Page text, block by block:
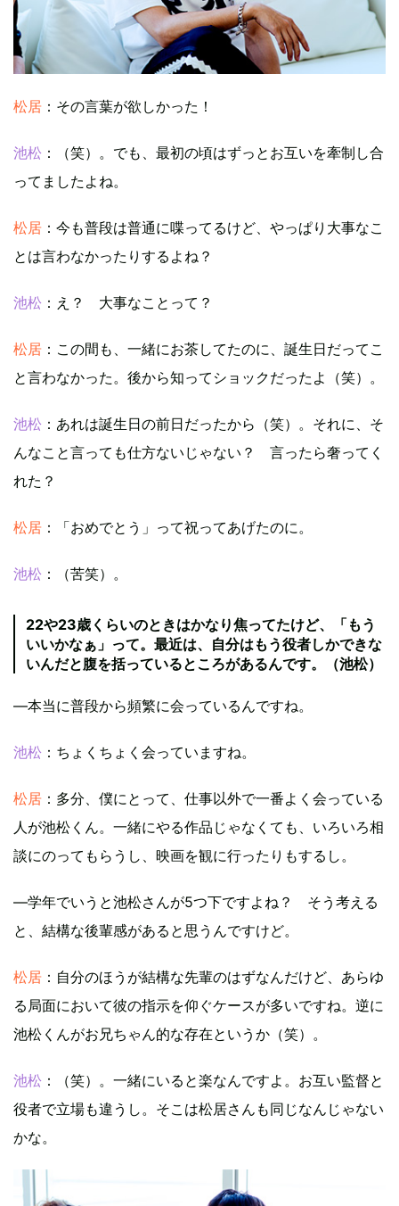
松居 ：その言葉が欲しかった！
池松 ：（笑）。でも、最初の頃はずっとお互いを牽制し合
ってましたよね。
松居 ：今も普段は普通に喋ってるけど、やっぱり大事なこ
とは言わなかったりするよね？
池松 ：え？ 大事なことって？
松居 ：この間も、一緒にお茶してたのに、誕生日だってこ
と言わなかった。後から知ってショックだったよ（笑）。
池松 ：あれは誕生日の前日だったから（笑）。それに、そ
んなこと言っても仕方ないじゃない？ 言ったら奢ってく
れた？
松居 ：「おめでとう」って祝ってあげたのに。
池松 ：（苦笑）。
22や23歳くらいのときはかなり焦ってたけど、「もう
いいかなぁ」って。最近は、自分はもう役者しかできな
いんだと腹を括っているところがあるんです。（池松）
―本当に普段から頻繁に会っているんですね。
池松 ：ちょくちょく会っていますね。
松居 ：多分、僕にとって、仕事以外で一番よく会っている
人が池松くん。一緒にやる作品じゃなくても、いろいろ相
談にのってもらうし、映画を観に行ったりもするし。
―学年でいうと池松さんが5つ下ですよね？ そう考える
と、結構な後輩感があると思うんですけど。
松居 ：自分のほうが結構な先輩のはずなんだけど、あらゆ
る局面において彼の指示を仰ぐケースが多いですね。逆に
池松くんがお兄ちゃん的な存在というか（笑）。
池松 ：（笑）。一緒にいると楽なんですよ。お互い監督と
役者で立場も違うし。そこは松居さんも同じなんじゃない
かな。